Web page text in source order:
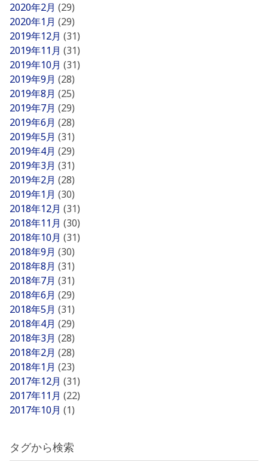
2020年2月 (29)
2020年1月 (29)
2019年12月 (31)
2019年11月 (31)
2019年10月 (31)
2019年9月 (28)
2019年8月 (25)
2019年7月 (29)
2019年6月 (28)
2019年5月 (31)
2019年4月 (29)
2019年3月 (31)
2019年2月 (28)
2019年1月 (30)
2018年12月 (31)
2018年11月 (30)
2018年10月 (31)
2018年9月 (30)
2018年8月 (31)
2018年7月 (31)
2018年6月 (29)
2018年5月 (31)
2018年4月 (29)
2018年3月 (28)
2018年2月 (28)
2018年1月 (23)
2017年12月 (31)
2017年11月 (22)
2017年10月 (1)
タグから検索